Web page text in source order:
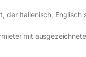
der Italienisch, Englisch
mit